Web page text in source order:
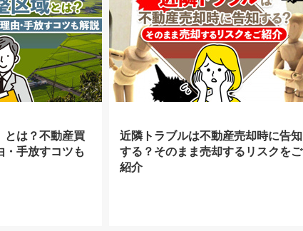
とは？不動産買
・手放すコツも
近隣トラブルは不動産売却時に告知
する？そのまま売却するリスクをご
紹介